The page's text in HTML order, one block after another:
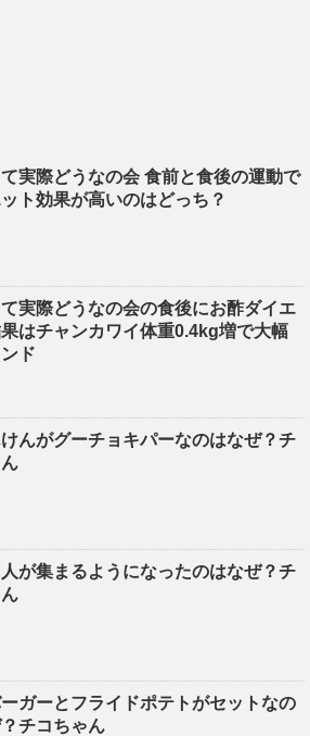
実際どうなの会 食前と食後の運動で
ト効果が高いのはどっち？
実際どうなの会の食後にお酢ダイエ
はチャンカワイ体重0.4kg増で大幅
ド
んがグーチョキパーなのはなぜ？チ
が集まるようになったのはなぜ？チ
ガーとフライドポテトがセットなの
チコちゃん